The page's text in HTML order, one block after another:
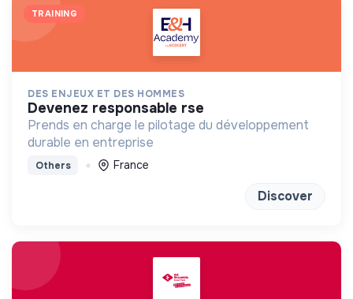
TRAINING
DES ENJEUX ET DES HOMMES
devenez responsable rse
Prends en charge le pilotage du développement
durable en entreprise
Others France
Discover